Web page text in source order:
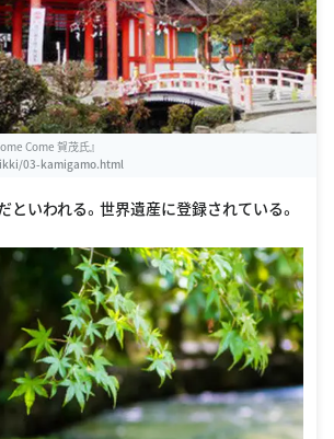
Come 賀茂氏』
03-kamigamo.html
といわれる。世界遺産に登録されている。